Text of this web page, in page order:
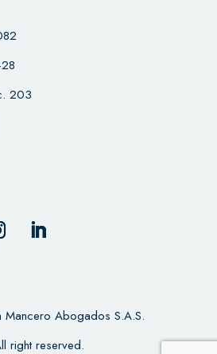
203
Abogados S.A.S.
right reserved.